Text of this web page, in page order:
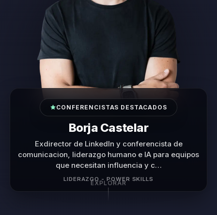
CONFERENCISTAS DESTACADOS
Diego Minevitz
TEDx Speaker y conferencista de alto impacto que
transforma el miedo, la presión y la incertidumbre
en liderazgo, confi…
LIDERAZGO BAJO PRESIÓN · MIEDO · CONFIANZA DE
EQUIPO
EXPLORAR